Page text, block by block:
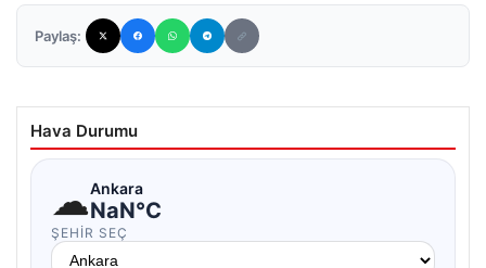
Paylaş:
Hava Durumu
☁Ankara
NaN°C
ŞEHIR SEÇ